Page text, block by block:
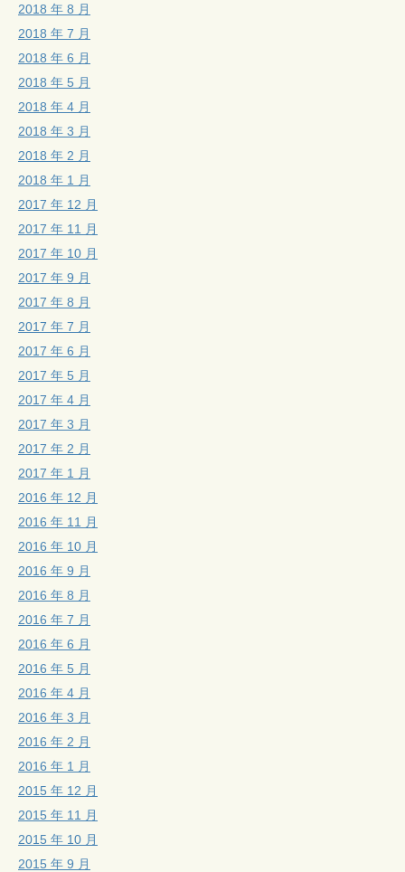
2018 年 8 月
2018 年 7 月
2018 年 6 月
2018 年 5 月
2018 年 4 月
2018 年 3 月
2018 年 2 月
2018 年 1 月
2017 年 12 月
2017 年 11 月
2017 年 10 月
2017 年 9 月
2017 年 8 月
2017 年 7 月
2017 年 6 月
2017 年 5 月
2017 年 4 月
2017 年 3 月
2017 年 2 月
2017 年 1 月
2016 年 12 月
2016 年 11 月
2016 年 10 月
2016 年 9 月
2016 年 8 月
2016 年 7 月
2016 年 6 月
2016 年 5 月
2016 年 4 月
2016 年 3 月
2016 年 2 月
2016 年 1 月
2015 年 12 月
2015 年 11 月
2015 年 10 月
2015 年 9 月